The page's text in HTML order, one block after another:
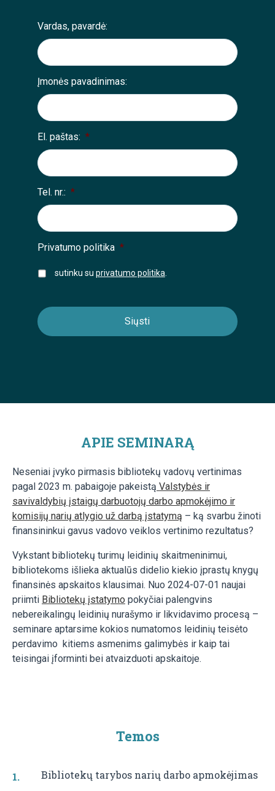
Vardas, pavardė:
Įmonės pavadinimas:
El. paštas: *
Tel. nr.: *
Privatumo politika *
sutinku su privatumo politika
APIE SEMINARĄ
Neseniai įvyko pirmasis bibliotekų vadovų vertinimas
pagal 2023 m. pabaigoje pakeistą Valstybės ir
savivaldybių įstaigų darbuotojų darbo apmokėjimo ir
komisijų narių atlygio už darbą įstatymą – ką svarbu žinoti
finansininkui gavus vadovo veiklos vertinimo rezultatus?
Vykstant bibliotekų turimų leidinių skaitmeninimui,
bibliotekoms išlieka aktualūs didelio kiekio įprastų knygų
finansinės apskaitos klausimai. Nuo 2024-07-01 naujai
priimti Bibliotekų įstatymo pokyčiai palengvins
nebereikalingų leidinių nurašymo ir likvidavimo procesą –
seminare aptarsime kokios numatomos leidinių teisėto
perdavimo kitiems asmenims galimybės ir kaip tai
teisingai įforminti bei atvaizduoti apskaitoje.
Temos
Bibliotekų tarybos narių darbo apmokėjimas